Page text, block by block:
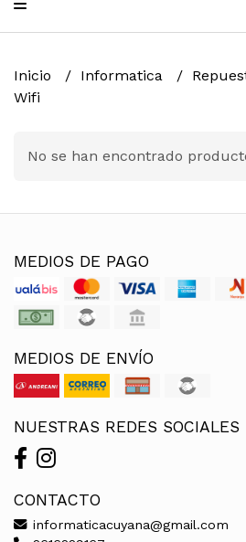
Inicio Informatica
Wifi
No se han encontrado
MEDIOS DE PAGO
MEDIOS DE ENVÍO
NUESTRAS REDES SOCIALES
CONTACTO
informaticacuyana@gmail.com